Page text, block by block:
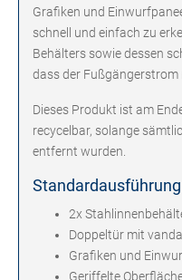
Grafiken und
schnell und einfach zu
Behälters sowie dessen
dass der
Dieses Produkt ist am
recycelbar, solange
entfernt wurden.
Standardausführung
2x
Doppeltür mit
Grafiken und
Geriffelte